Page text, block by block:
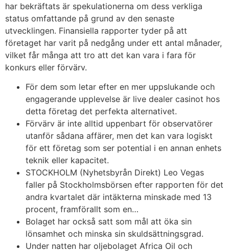
har bekräftats är spekulationerna om dess verkliga
status omfattande på grund av den senaste
utvecklingen. Finansiella rapporter tyder på att
företaget har varit på nedgång under ett antal månader,
vilket får många att tro att det kan vara i fara för
konkurs eller förvärv.
För dem som letar efter en mer uppslukande och
engagerande upplevelse är live dealer casinot hos
detta företag det perfekta alternativet.
Förvärv är inte alltid uppenbart för observatörer
utanför sådana affärer, men det kan vara logiskt
för ett företag som ser potential i en annan enhets
teknik eller kapacitet.
STOCKHOLM (Nyhetsbyrån Direkt) Leo Vegas
faller på Stockholmsbörsen efter rapporten för det
andra kvartalet där intäkterna minskade med 13
procent, framförallt som en…
Bolaget har också satt som mål att öka sin
lönsamhet och minska sin skuldsättningsgrad.
Under natten har oljebolaget Africa Oil och